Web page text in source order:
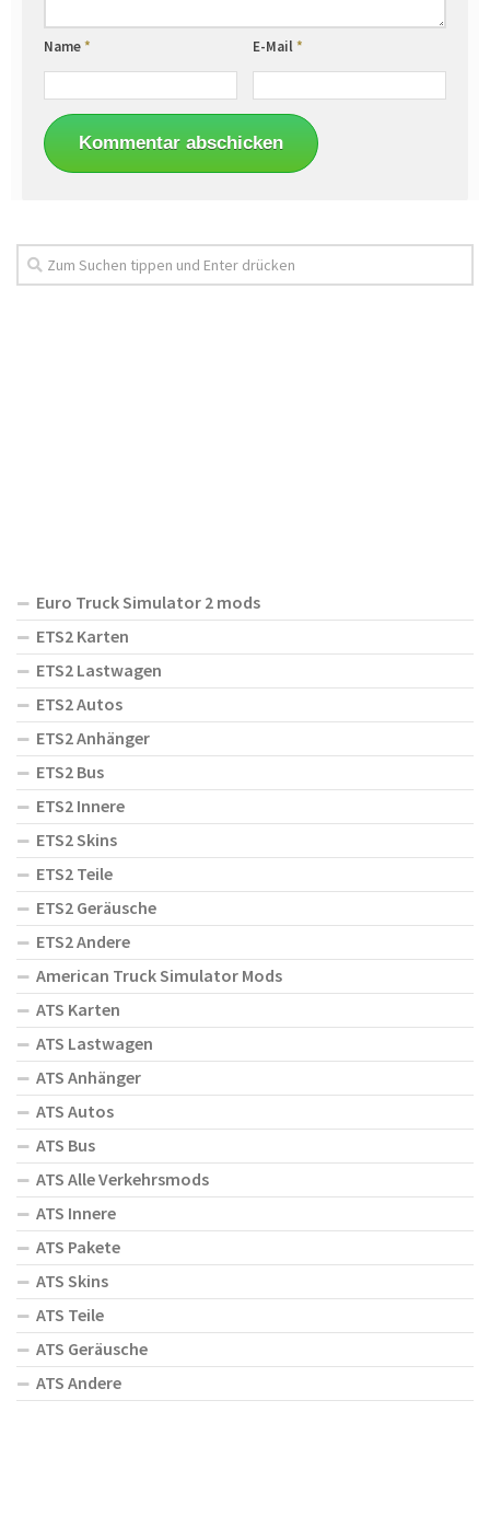
Name* E-Mail*
Euro Truck Simulator 2 mods
ETS2 Karten
ETS2 Lastwagen
ETS2 Autos
ETS2 Anhänger
ETS2 Bus
ETS2 Innere
ETS2 Skins
ETS2 Teile
ETS2 Geräusche
ETS2 Andere
American Truck Simulator Mods
ATS Karten
ATS Lastwagen
ATS Anhänger
ATS Autos
ATS Bus
ATS Alle Verkehrsmods
ATS Innere
ATS Pakete
ATS Skins
ATS Teile
ATS Geräusche
ATS Andere